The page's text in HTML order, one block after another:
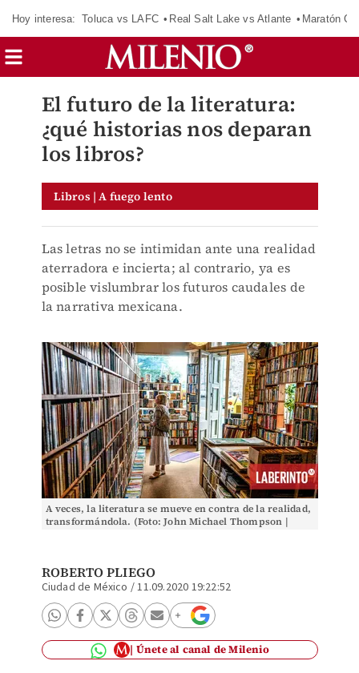
Hoy interesa: Toluca vs LAFC Real Salt Lake vs Atlante Maratón
El futuro de la literatura:
¿qué historias nos deparan
los libros?
Libros | A fuego lento
Las letras no se intimidan ante una realidad
aterradora e incierta; al contrario, ya es
posible vislumbrar los futuros caudales de
la narrativa mexicana.
A veces, la literatura se mueve en contra de la realidad,
transformándola. (Foto: John Michael Thompson |
ROBERTO PLIEGO
Ciudad de México /11.09.2020 19:22:52
Únete al canal de Milenio